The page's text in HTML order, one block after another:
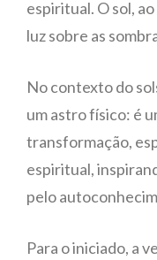
espiritual. O sol,
luz sobre as
No contexto do
um astro físico: é
transformação,
espiritual,
pelo
Para o iniciado, a